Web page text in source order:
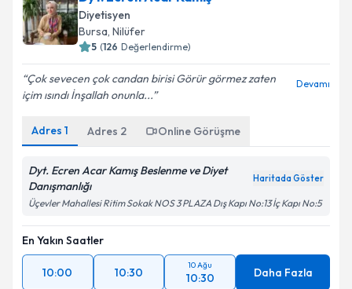
Diyetisyen
Bursa, Nilüfer
5 (126 Değerlendirme)
Çok sevecen çok candan birisi Görür görmez zaten
içim ısındı İnşallah onunla...
Devamı
Adres 1 Adres 2 Online Görüşme
Dyt. Ecren Acar Kamış Beslenme ve Diyet
Danışmanlığı
Haritada Göster
Üçevler Mahallesi Ritim Sokak NOS 3 PLAZA Dış Kapı No:13 İç Kapı No:5
En Yakın Saatler
10:00 10:30
10 Ağu
10:30 Daha Fazla